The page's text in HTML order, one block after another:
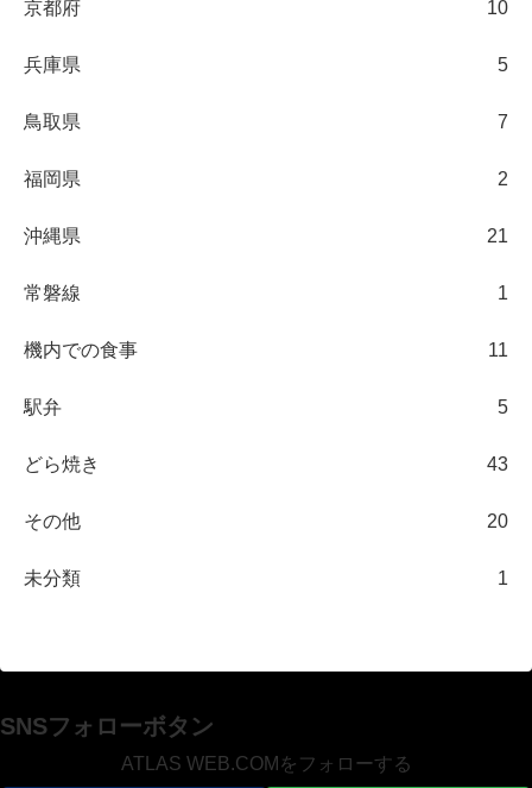
京都府 10
兵庫県 5
鳥取県 7
福岡県 2
沖縄県 21
常磐線 1
機内での食事 11
駅弁 5
どら焼き 43
その他 20
未分類 1
SNSフォローボタン
ATLAS WEB.COMをフォローする